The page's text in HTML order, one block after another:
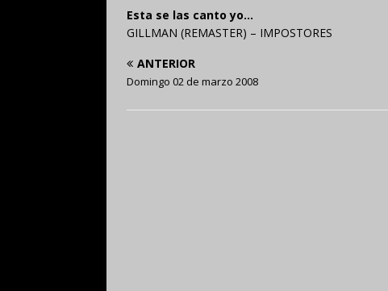
Esta se las canto yo…
GILLMAN (REMASTER) – IMPOSTORES
ANTERIOR
Domingo 02 de marzo 2008